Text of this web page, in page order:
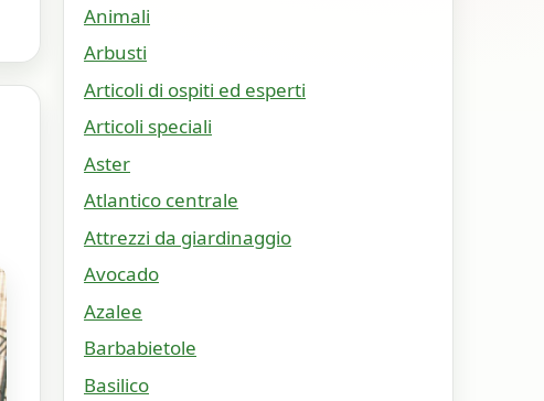
Animali
Arbusti
Articoli di ospiti ed esperti
Articoli speciali
Aster
Atlantico centrale
Attrezzi da giardinaggio
Avocado
Azalee
Barbabietole
Basilico